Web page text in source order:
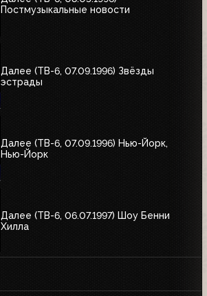
Постмузыкальные новости
Далее (ТВ-6, 07.09.1996) Звёзды
эстрады
Далее (ТВ-6, 07.09.1996) Нью-Йорк,
Нью-Йорк
Далее (ТВ-6, 06.07.1997) Шоу Бенни
Хилла